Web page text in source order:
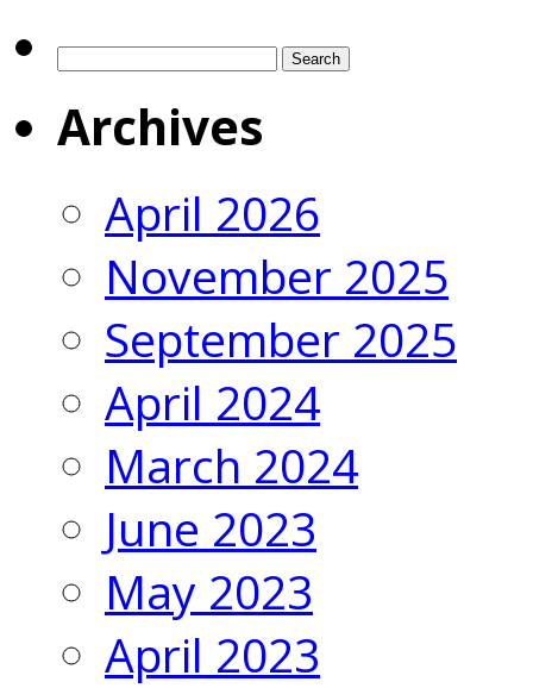
Search
Archives
April 2026
November 2025
September 2025
April 2024
March 2024
June 2023
May 2023
April 2023